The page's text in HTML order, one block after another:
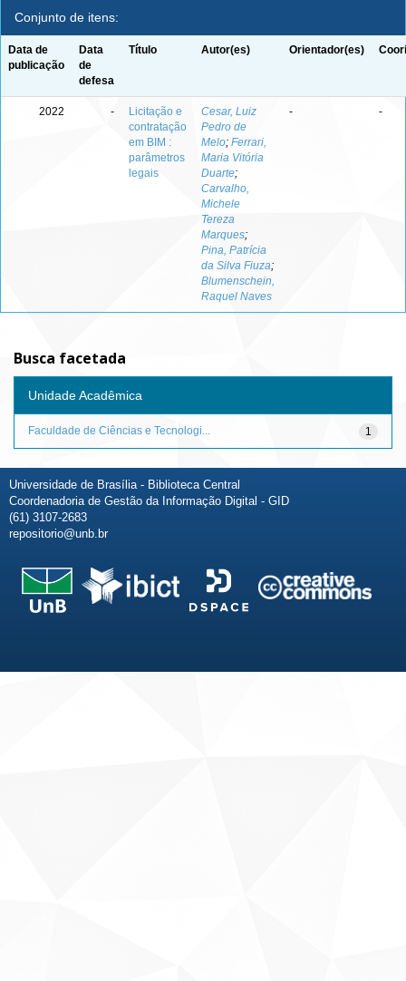
Conjunto de itens:
Data de
publicação
Data
de
defesa
Título Autor(es) Orientador(es)
2022 -
Licitação e
contratação
em BIM :
parâmetros
legais
Cesar, Luiz
Pedro de
Melo; Ferrari,
Maria Vitória
Duarte;
Carvalho,
Michele
Tereza
Marques;
Pina, Patrícia
da Silva Fiuza;
Blumenschein,
Raquel Naves
- -
Busca facetada
Unidade Acadêmica
1
Faculdade de Ciências e Tecnologi...
Universidade de Brasília - Biblioteca Central
Coordenadoria de Gestão da Informação Digital - GID
(61) 3107-2683
repositorio@unb.br